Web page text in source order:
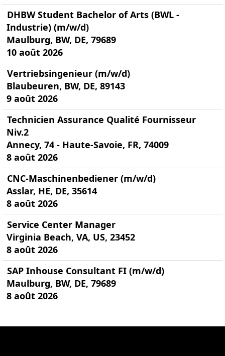
DHBW Student Bachelor of Arts (BWL -
Industrie) (m/w/d)
Maulburg, BW, DE, 79689
10 août 2026
Vertriebsingenieur (m/w/d)
Blaubeuren, BW, DE, 89143
9 août 2026
Technicien Assurance Qualité Fournisseur
Niv.2
Annecy, 74 - Haute-Savoie, FR, 74009
8 août 2026
CNC-Maschinenbediener (m/w/d)
Asslar, HE, DE, 35614
8 août 2026
Service Center Manager
Virginia Beach, VA, US, 23452
8 août 2026
SAP Inhouse Consultant FI (m/w/d)
Maulburg, BW, DE, 79689
8 août 2026